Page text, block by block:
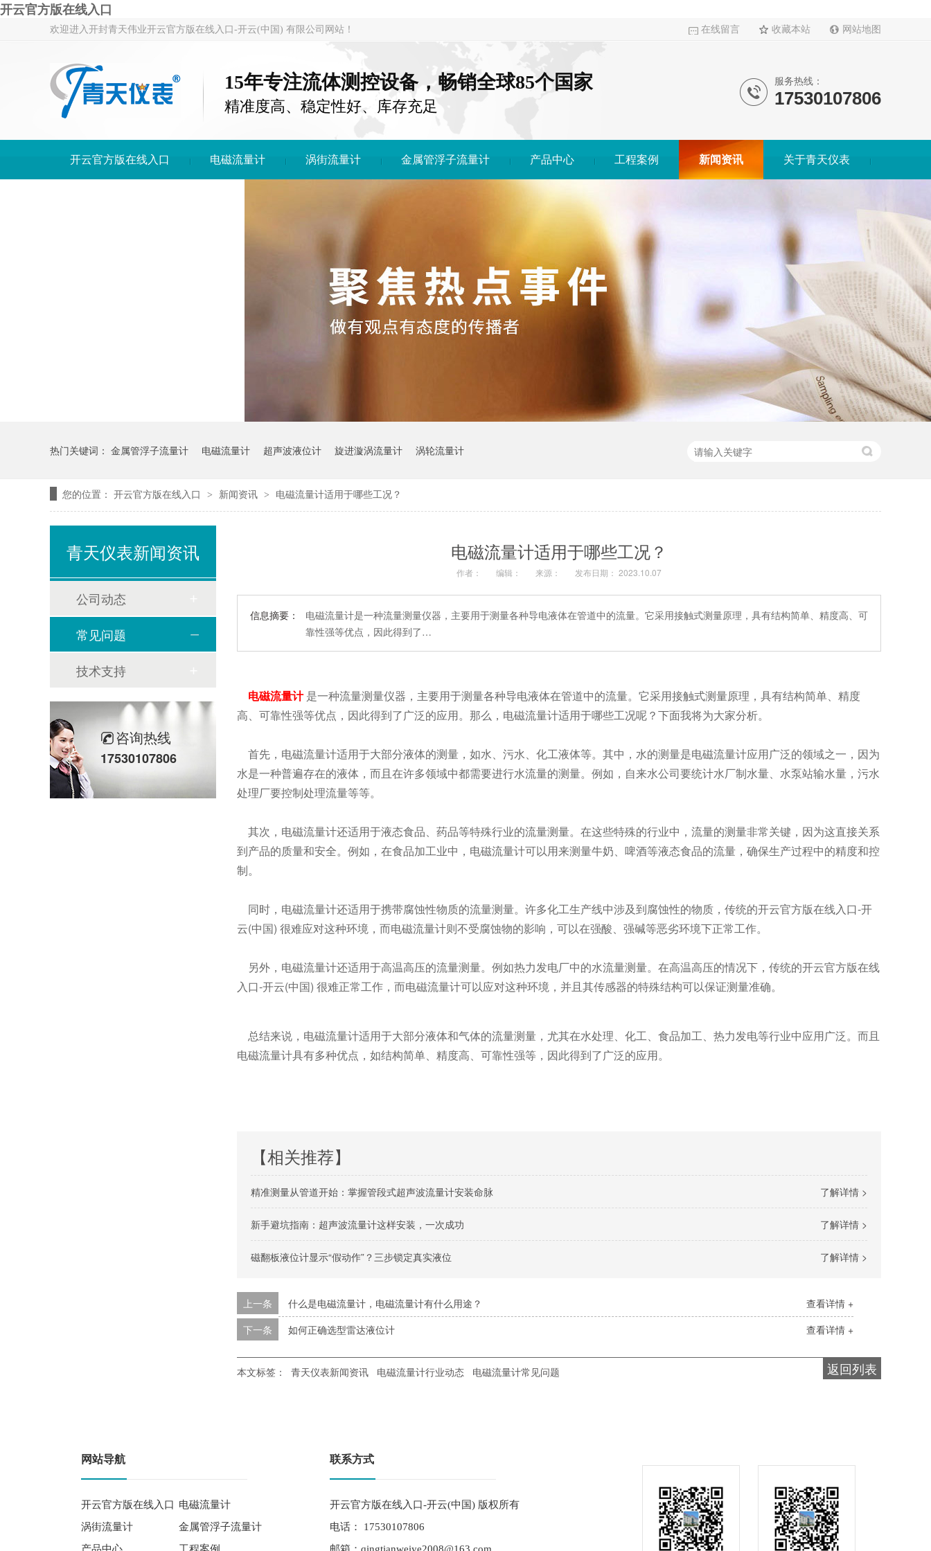
开云官方版在线入口
在线留言 收藏本站 网站地图
欢迎进入开封青天伟业开云官方版在线入口-开云(中国) 有限公司网站！
15年专注流体测控设备，畅销全球85个国家
精准度高、稳定性好、库存充足
服务热线：
17530107806
开云官方版在线入口 电磁流量计 涡街流量计 金属管浮子流量计 产品中心 工程案例 新闻资讯 关于青天仪表
热门关键词： 金属管浮子流量计 电磁流量计 超声波液位计 旋进漩涡流量计 涡轮流量计
您的位置： 开云官方版在线入口 > 新闻资讯 > 电磁流量计适用于哪些工况？
电磁流量计适用于哪些工况？
作者： 编辑： 来源： 发布日期： 2023.10.07
信息摘要：
电磁流量计是一种流量测量仪器，主要用于测量各种导电液体在管道中的流量。它采用接触式测量原理，具有结构简单、精度高、可
靠性强等优点，因此得到了…
电磁流量计 是一种流量测量仪器，主要用于测量各种导电液体在管道中的流量。它采用接触式测量原理，具有结构简单、精度
高、可靠性强等优点，因此得到了广泛的应用。那么，电磁流量计适用于哪些工况呢？下面我将为大家分析。
首先，电磁流量计适用于大部分液体的测量，如水、污水、化工液体等。其中，水的测量是电磁流量计应用广泛的领域之一，因为
水是一种普遍存在的液体，而且在许多领域中都需要进行水流量的测量。例如，自来水公司要统计水厂制水量、水泵站输水量，污水
处理厂要控制处理流量等等。
其次，电磁流量计还适用于液态食品、药品等特殊行业的流量测量。在这些特殊的行业中，流量的测量非常关键，因为这直接关系
到产品的质量和安全。例如，在食品加工业中，电磁流量计可以用来测量牛奶、啤酒等液态食品的流量，确保生产过程中的精度和控
制。
同时，电磁流量计还适用于携带腐蚀性物质的流量测量。许多化工生产线中涉及到腐蚀性的物质，传统的开云官方版在线入口-开
云(中国) 很难应对这种环境，而电磁流量计则不受腐蚀物的影响，可以在强酸、强碱等恶劣环境下正常工作。
另外，电磁流量计还适用于高温高压的流量测量。例如热力发电厂中的水流量测量。在高温高压的情况下，传统的开云官方版在线
入口-开云(中国) 很难正常工作，而电磁流量计可以应对这种环境，并且其传感器的特殊结构可以保证测量准确。
总结来说，电磁流量计适用于大部分液体和气体的流量测量，尤其在水处理、化工、食品加工、热力发电等行业中应用广泛。而且
电磁流量计具有多种优点，如结构简单、精度高、可靠性强等，因此得到了广泛的应用。
【相关推荐】
了解详情 >
精准测量从管道开始：掌握管段式超声波流量计安装命脉
了解详情 >
新手避坑指南：超声波流量计这样安装，一次成功
了解详情 >
磁翻板液位计显示“假动作”？三步锁定真实液位
查看详情 +
上一条
什么是电磁流量计，电磁流量计有什么用途？
查看详情 +
下一条 如何正确选型雷达液位计
返回列表
本文标签： 青天仪表新闻资讯 电磁流量计行业动态 电磁流量计常见问题
青天仪表新闻资讯
公司动态
常见问题
技术支持
咨询热线
17530107806
网站导航
开云官方版在线入口 电磁流量计
涡街流量计
金属管浮子流量计
联系方式
开云官方版在线入口-开云(中国) 版权所有
电话： 17530107806